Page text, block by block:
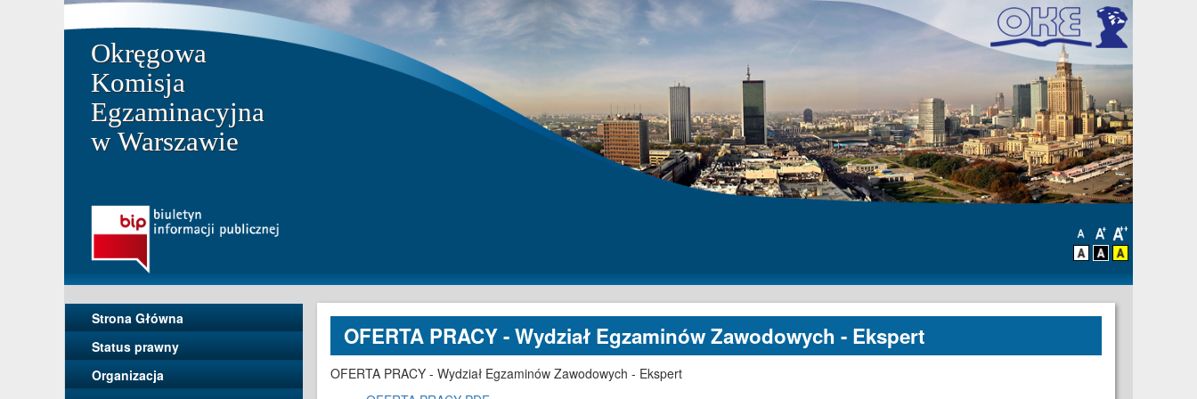
Okręgowa
Komisja
Egzaminacyjna
w Warszawie
Strona Główna
Status prawny
Organizacja
OFERTA PRACY - Wydział Egzaminów Zawodowych - Ekspert
OFERTA PRACY - Wydział Egzaminów Zawodowych - Ekspert